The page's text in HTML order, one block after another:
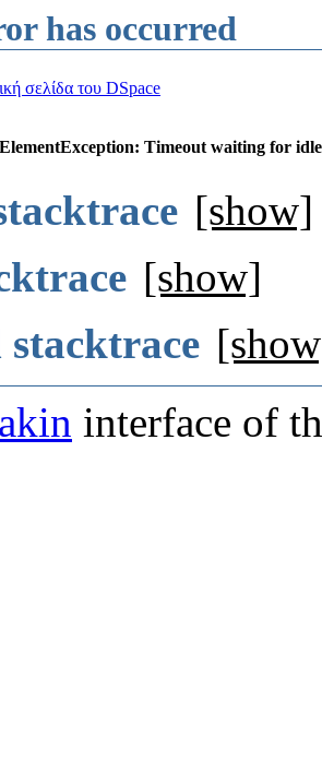
has occurred
σελίδα του DSpace
Timeout waiting for
[show]
[show]
interface of